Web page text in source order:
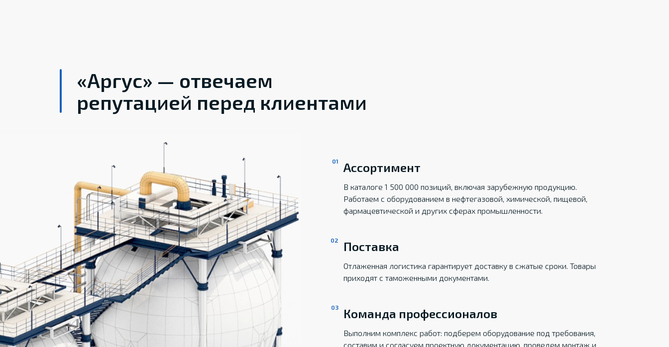
«Аргус» — отвечаем
репутацией перед клиентами
Ассортимент
В каталоге 1 500 000 позиций, включая зарубежную продукцию.
Работаем с оборудованием в нефтегазовой, химической, пищевой,
фармацевтической и других сферах промышленности.
Поставка
Отлаженная логистика гарантирует доставку в сжатые сроки. Товары
приходят с таможенными документами.
Команда профессионалов
Выполним комплекс работ: подберем оборудование под требования,
составим и согласуем проектную документацию, проведем монтаж и